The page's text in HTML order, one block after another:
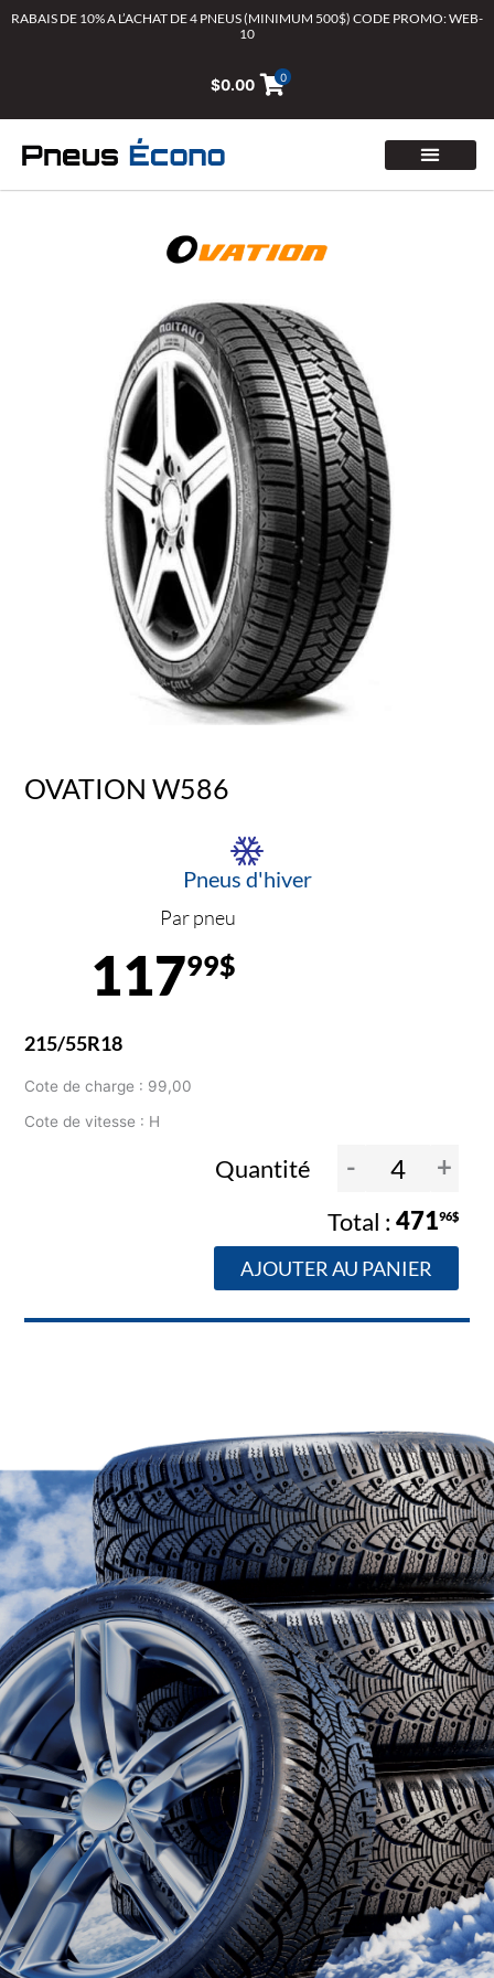
AllerRABAIS DE 10% A L’ACHAT DE 4 PNEUS (MINIMUM 500$) CODE PROMO: WEB-
10
$0.00 0
OVATION W586
Pneus d'hiver
Par pneu
11799$
215/55R18
Cote de charge : 99,00
Cote de vitesse : H
Quantité - +
47196$
AJOUTER AU PANIER